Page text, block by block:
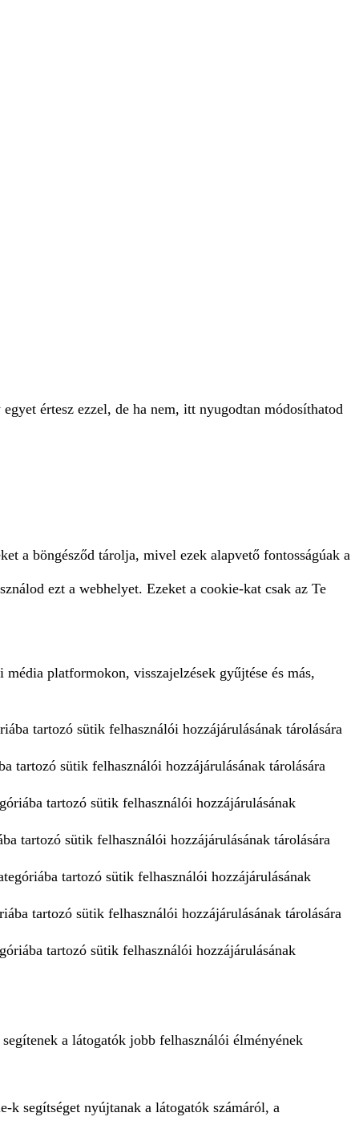
értesz ezzel, de ha nem, itt nyugodtan módosíthatod
a böngésződ tárolja, mivel ezek alapvető fontosságúak a
ezt a webhelyet. Ezeket a cookie-kat csak az Te
platformokon, visszajelzések gyűjtése és más,
tartozó sütik felhasználói hozzájárulásának tárolására
tartozó sütik felhasználói hozzájárulásának tárolására
tartozó sütik felhasználói hozzájárulásának
tartozó sütik felhasználói hozzájárulásának tárolására
tartozó sütik felhasználói hozzájárulásának
tartozó sütik felhasználói hozzájárulásának tárolására
tartozó sütik felhasználói hozzájárulásának
a látogatók jobb felhasználói élményének
k segítséget nyújtanak a látogatók számáról, a